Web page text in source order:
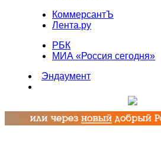
КоммерсантЪ
Лента.ру
РБК
МИА «Россия сегодня»
Эндаумент